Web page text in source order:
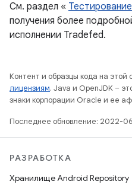
См. раздел «
получения более
исполнении Tradefed.
Контент и образцы кода на
лицензиям. Java и OpenJDK –
знаки корпорации Oracle и ее
Последнее обновление: 2022-
РАЗРАБОТКА
Хранилище Android Repository